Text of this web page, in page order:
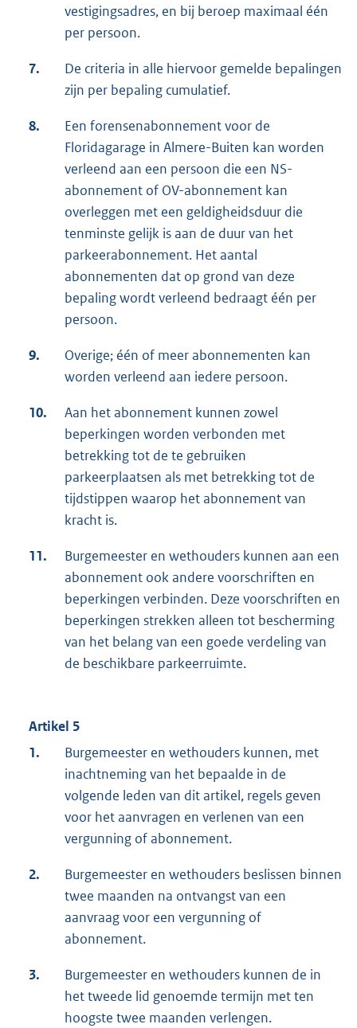
vestigingsadres, en bij beroep maximaal één
per persoon.
7.
De criteria in alle hiervoor gemelde bepalingen
zijn per bepaling cumulatief.
8.
Een forensenabonnement voor de
Floridagarage in Almere-Buiten kan worden
verleend aan een persoon die een NS-
abonnement of OV-abonnement kan
overleggen met een geldigheidsduur die
tenminste gelijk is aan de duur van het
parkeerabonnement. Het aantal
abonnementen dat op grond van deze
bepaling wordt verleend bedraagt één per
persoon.
9.
Overige; één of meer abonnementen kan
worden verleend aan iedere persoon.
10.
Aan het abonnement kunnen zowel
beperkingen worden verbonden met
betrekking tot de te gebruiken
parkeerplaatsen als met betrekking tot de
tijdstippen waarop het abonnement van
kracht is.
11.
Burgemeester en wethouders kunnen aan een
abonnement ook andere voorschriften en
beperkingen verbinden. Deze voorschriften en
beperkingen strekken alleen tot bescherming
van het belang van een goede verdeling van
de beschikbare parkeerruimte.
Artikel 5
1.
Burgemeester en wethouders kunnen, met
inachtneming van het bepaalde in de
volgende leden van dit artikel, regels geven
voor het aanvragen en verlenen van een
vergunning of abonnement.
2.
Burgemeester en wethouders beslissen binnen
twee maanden na ontvangst van een
aanvraag voor een vergunning of
abonnement.
3.
Burgemeester en wethouders kunnen de in
het tweede lid genoemde termijn met ten
hoogste twee maanden verlengen.